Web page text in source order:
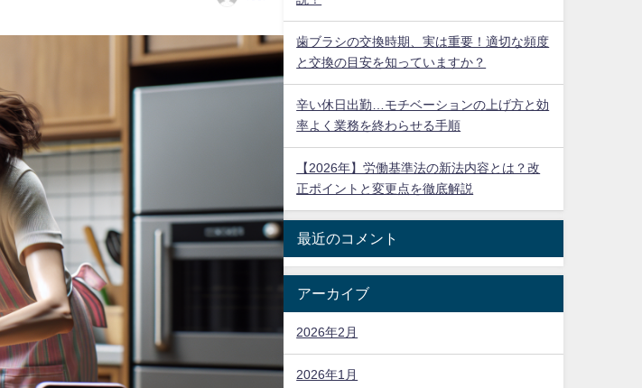
歯ブラシの交換時期、実は重要！適切な頻度
と交換の目安を知っていますか？
辛い休日出勤…モチベーションの上げ方と効
率よく業務を終わらせる手順
【2026年】労働基準法の新法内容とは？改
正ポイントと変更点を徹底解説
最近のコメント
アーカイブ
2026年2月
2026年1月